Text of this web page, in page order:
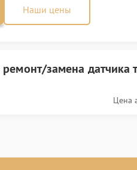
Наши цены
ремонт/замена датчика
Цена